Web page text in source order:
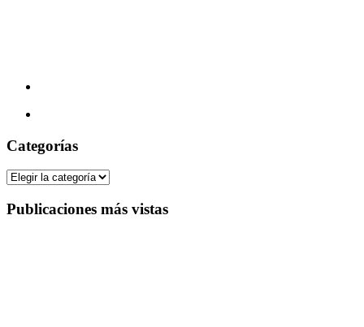
Categorías
Categorías
Publicaciones más vistas